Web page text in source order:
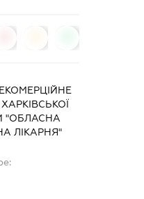
"ОБЛАСНА
ЛІКАРНЯ"